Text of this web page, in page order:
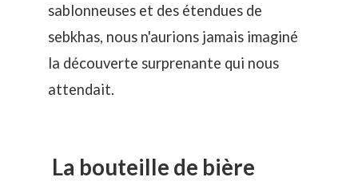
sablonneuses et des étendues de
sebkhas, nous n'aurions jamais imaginé
la découverte surprenante qui nous
attendait.
La bouteille de bière